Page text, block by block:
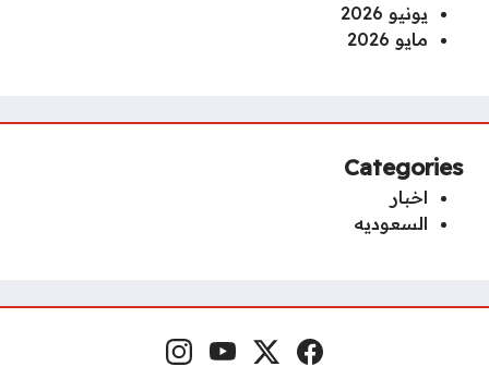
يونيو 2026
مايو 2026
Categories
اخبار
السعوديه
Social Links Facebook
x.com
YouTube
Instagram